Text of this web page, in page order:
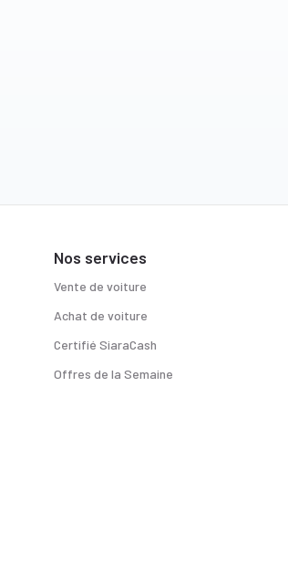
Nos services
Vente de voiture
Achat de voiture
Certifié SiaraCash
Offres de la Semaine